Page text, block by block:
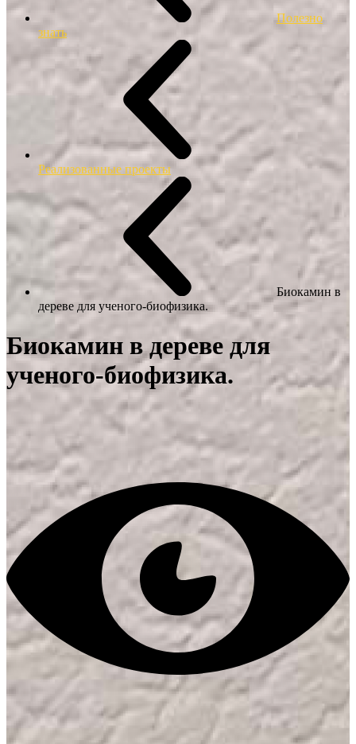
Полезно
знать
Реализованные проекты
Биокамин в
дереве для ученого-биофизика.
Биокамин в дереве для
ученого-биофизика.